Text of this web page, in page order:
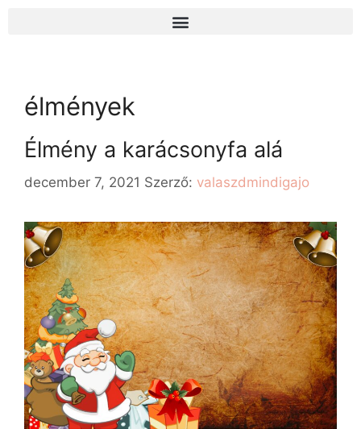
élmények
Élmény a karácsonyfa alá
december 7, 2021 Szerző: valaszdmindigajo